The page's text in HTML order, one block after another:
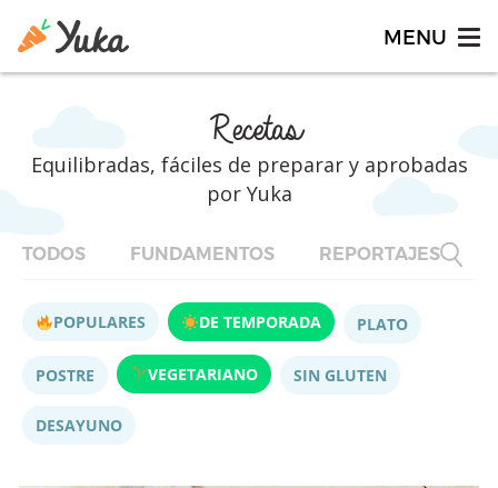
Recetas
Equilibradas, fáciles de preparar y aprobadas
por Yuka
TODOS FUNDAMENTOS REPORTAJES
POPULARES DE TEMPORADA PLATO
POSTRE VEGETARIANO SIN GLUTEN
DESAYUNO